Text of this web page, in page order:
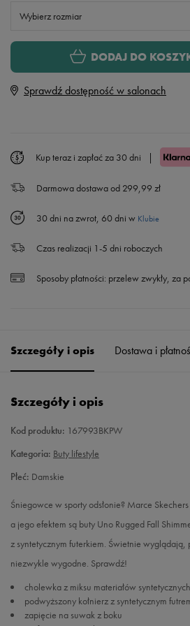
Wybierz rozmiar
Rozmiary EU Rozmiary
23 cm
38 25 cm
39 26 cm
40 27 cm
DODAJ DO
Sprawdź dostępność w salonach
Kup teraz i zapłać za 30 dni |
Darmowa dostawa od 299,99 zł
30 dni na zwrot, 60 dni w Klubie
Czas realizacji 1-5 dni roboczych
Sposoby płatności: przelew zwykły, za
Szczegóły i opis Dostawa i
Szczegóły i opis
Kod produktu: 167993BKPW
Kategoria: Buty lifestyle
Płeć: Damskie
Śniegowce w sporty odsłonie? Marce
a jego efektem są buty Uno Rugged Fall
z syntetycznym futerkiem. Świetnie
niezwykle wygodne. Sprawdź!
cholewka z miksu materiałów syntetycznych
podwyższony kołnierz z syntetycznym
zapięcie na suwak z boku